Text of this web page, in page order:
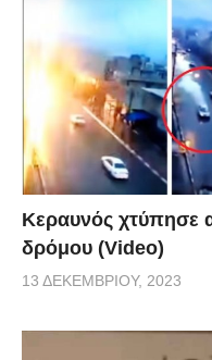
Κεραυνός χτύπησε
δρόμου (Video)
13 ΔΕΚΕΜΒΡΊΟΥ, 2023